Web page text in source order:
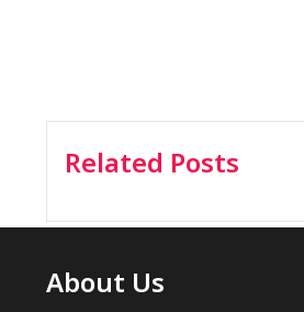
Related Posts
About Us